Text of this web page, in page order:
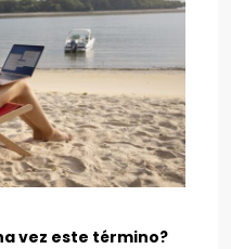
vez este término?